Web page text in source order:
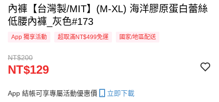
內褲【台灣製/MIT】(M-XL) 海洋膠原蛋白蕾絲
低腰內褲_灰色#173
App 獨享活動 超取滿NT$499免運 國家/地區配送
NT$200
NT$129
App 結帳可享專屬活動優惠價
立即下載